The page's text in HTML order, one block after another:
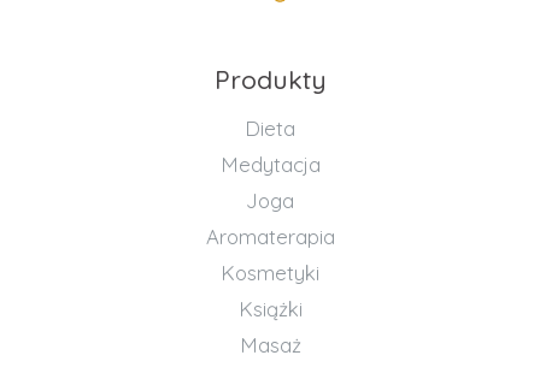
Produkty
Dieta
Medytacja
Joga
Aromaterapia
Kosmetyki
Książki
Masaż